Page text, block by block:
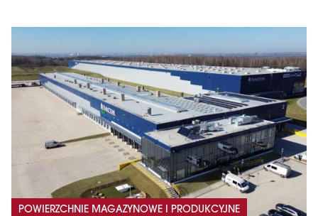
POWIERZCHNIE MAGAZYNOWE I PRODUKCYJNE